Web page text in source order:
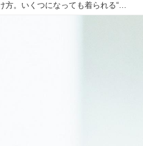
「大人のおしゃれ」の見つけ方。いくつになっても着られる“普遍的なかわいらしさ”を大切に。大好きなフィンランドで見つけた古着など、ずっと愛せる私だけのコーデ／Koti主宰・早川ちひろさん